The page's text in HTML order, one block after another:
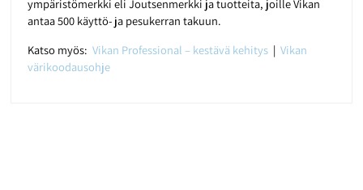
ympäristömerkki eli Joutsenmerkki ja tuotteita, joille Vikan
antaa 500 käyttö- ja pesukerran takuun.
Katso myös:Vikan Professional – kestävä kehitys | Vikan
värikoodausohje